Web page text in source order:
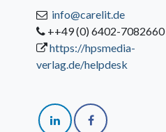
info@carelit.de
++49 (0) 6402-7082660
https://hpsmedia-
verlag.de/helpdesk